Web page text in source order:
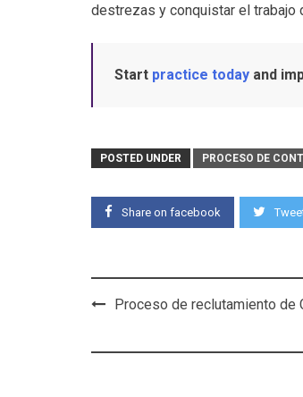
destrezas y conquistar el trabajo
Start practice today and
POSTED UNDER PROCESO DE
Share on facebook
PostProceso de reclutamiento de